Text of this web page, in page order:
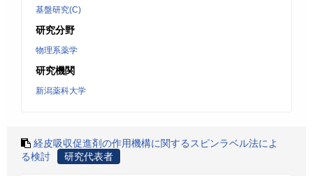
基盤研究(C)
研究分野
物理系薬学
研究機関
新潟薬科大学
経皮吸収促進剤の作用機構に関するスピンラベル法によ
る検討
研究代表者